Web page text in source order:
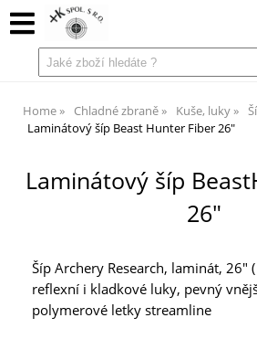
Home Chladné zbraně Kuše, luky
Laminátový šíp Beast Hunter Fiber 26"
Laminátový šíp
26"
Šíp Archery Research, laminát, 26"
reflexní i kladkové luky, pevný
polymerové letky streamline